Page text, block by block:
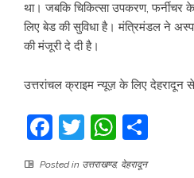
था। जबकि चिकित्सा उपकरण, फर्नीचर
लिए बेड की सुविधा है। मंत्रिमंडल ने
की मंजूरी दे दी है।
उत्तरांचल क्राइम न्यूज़ के लिए देहरादून से
Facebook
Twitter
Posted in उत्तराखण्ड, देहरादून